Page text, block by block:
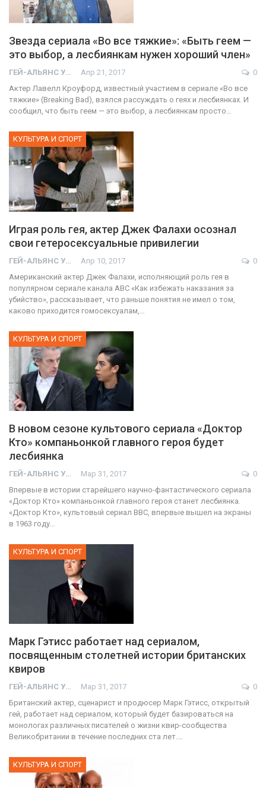
Звезда сериала «Во все тяжкие»: «Быть геем —
это выбор, а лесбиянкам нужен хороший член»
ГЕЙ-АЛЬЯНС УКРАИНА Апр 21, 2017
0
Актер Лавелл Кроуфорд, известный участием в сериале «Во все
тяжкие» (Breaking Bad), взялся рассуждать о геях и лесбиянках. И
сообщил, что быть геем — это выбор, а лесбиянкам просто…
КУЛЬТУРА И СПОРТ
Играя роль гея, актер Джек Фалахи осознал
свои гетеросексуальные привилегии
ГЕЙ-АЛЬЯНС УКРАИНА Апр 10, 2017
0
Американский актер Джек Фалахи, исполняющий роль гея в
популярном сериале канала ABC «Как избежать наказания за
убийство», рассказывает, что раньше понятия не имел о том,
каково приходится гомосексуалам,…
КУЛЬТУРА И СПОРТ
В новом сезоне культового сериала «Доктор
Кто» компаньонкой главного героя будет
лесбиянка
ГЕЙ-АЛЬЯНС УКРАИНА Мар 31, 2017
0
Впервые в истории старейшего научно-фантастического сериала
«Доктор Кто» компаньонкой главного героя станет лесбиянка.
«Доктор Кто», культовый сериал ВВС, впервые вышел на экраны
в 1963 году…
КУЛЬТУРА И СПОРТ
Марк Гэтисс работает над сериалом,
посвященным столетней истории британских
квиров
ГЕЙ-АЛЬЯНС УКРАИНА Мар 31, 2017
0
Британский актер, сценарист и продюсер Марк Гэтисс, открытый
гей, работает над сериалом, который будет базироваться на
монологах различных писателей о жизни квир-сообщества
Великобритании в течение последних ста лет.…
КУЛЬТУРА И СПОРТ